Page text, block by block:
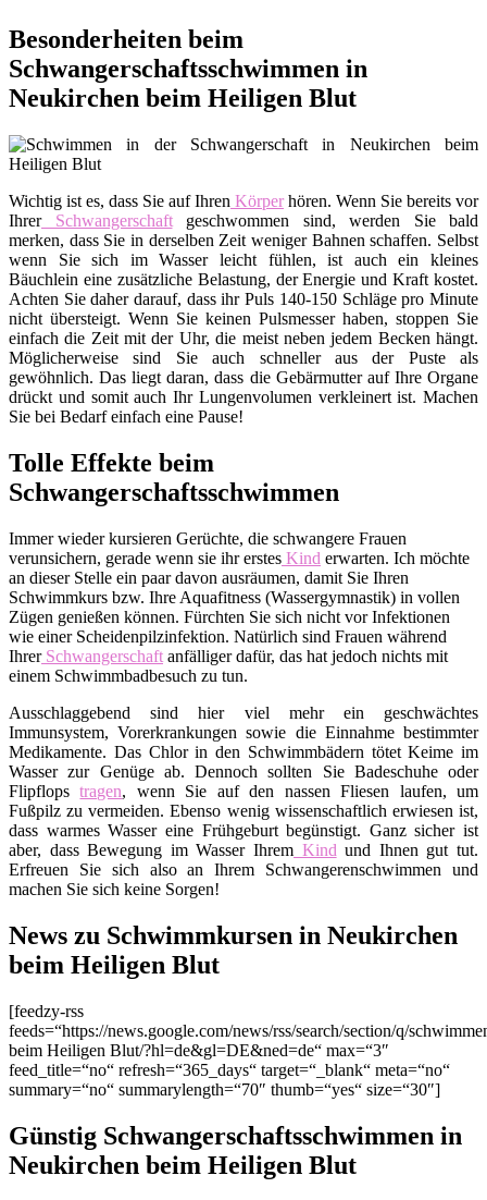
Besonderheiten beim
Schwangerschaftsschwimmen in
Neukirchen beim Heiligen Blut
Wichtig ist es, dass Sie auf Ihren Körperhören. Wenn Sie bereits vor
IhrerSchwangerschaftgeschwommen sind, werden Sie bald
merken, dass Sie in derselben Zeit weniger Bahnen schaffen. Selbst
wenn Sie sich im Wasser leicht fühlen, ist auch ein kleines
Bäuchlein eine zusätzliche Belastung, der Energie und Kraft kostet.
Achten Sie daher darauf, dass ihr Puls 140-150 Schläge pro Minute
nicht übersteigt. Wenn Sie keinen Pulsmesser haben, stoppen Sie
einfach die Zeit mit der Uhr, die meist neben jedem Becken hängt.
Möglicherweise sind Sie auch schneller aus der Puste als
gewöhnlich. Das liegt daran, dass die Gebärmutter auf Ihre Organe
drückt und somit auch Ihr Lungenvolumen verkleinert ist. Machen
Sie bei Bedarf einfach eine Pause!
Tolle Effekte beim
Schwangerschaftsschwimmen
Immer wieder kursieren Gerüchte, die schwangere Frauen
verunsichern, gerade wenn sie ihr erstes Kind erwarten. Ich möchte
an dieser Stelle ein paar davon ausräumen, damit Sie Ihren
Schwimmkurs bzw. Ihre Aquafitness (Wassergymnastik) in vollen
Zügen genießen können. Fürchten Sie sich nicht vor Infektionen
wie einer Scheidenpilzinfektion. Natürlich sind Frauen während
IhrerSchwangerschaft anfälliger dafür, das hat jedoch nichts mit
einem Schwimmbadbesuch zu tun.
Ausschlaggebend sind hier viel mehr ein geschwächtes
Immunsystem, Vorerkrankungen sowie die Einnahme bestimmter
Medikamente. Das Chlor in den Schwimmbädern tötet Keime im
Wasser zur Genüge ab. Dennoch sollten Sie Badeschuhe oder
Flipflopstragen, wenn Sie auf den nassen Fliesen laufen, um
Fußpilz zu vermeiden. Ebenso wenig wissenschaftlich erwiesen ist,
dass warmes Wasser eine Frühgeburt begünstigt. Ganz sicher ist
aber, dass Bewegung im Wasser Ihrem Kind und Ihnen gut tut.
Erfreuen Sie sich also an Ihrem Schwangerenschwimmen und
machen Sie sich keine Sorgen!
News zu Schwimmkursen in Neukirchen
beim Heiligen Blut
[feedzy-rss
feeds=“https://news.google.com/news/rss/search/section/q/
beim Heiligen Blut/?hl=de&gl=DE&ned=de“ max=“3″
feed_title=“no“ refresh=“365_days“ target=“_blank“ meta=“no“
summary=“no“ summarylength=“70″ thumb=“yes“ size=“30″]
Günstig Schwangerschaftsschwimmen in
Neukirchen beim Heiligen Blut